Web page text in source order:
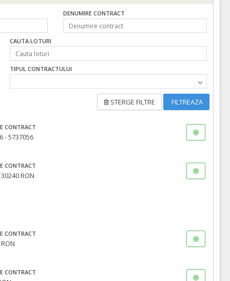
DENUMIRE CONTRACT
CAUTA LOTURI
TIPUL CONTRACTULUI
STERGE FILTRE FILTREAZA
CONTRACT
- 5737056
CONTRACT
RON
CONTRACT
CONTRACT